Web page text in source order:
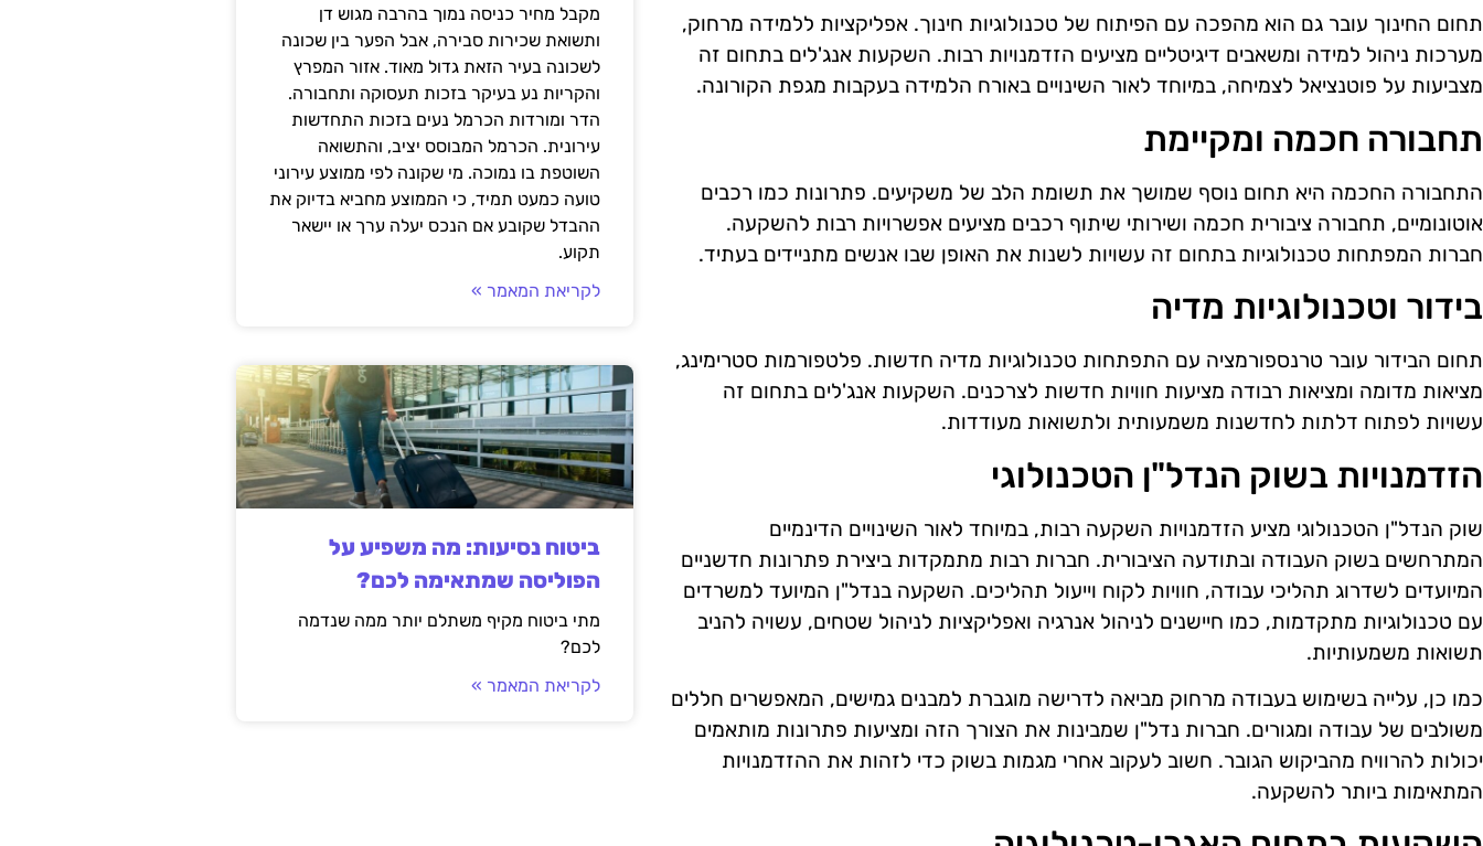
תחום החינוך עובר גם הוא מהפכה עם הפיתוח של טכנולוגיות חינוך. אפליקציות ללמידה מרחוק,
מערכות ניהול למידה ומשאבים דיגיטליים מציעים הזדמנויות רבות. השקעות אנג'לים בתחום זה
מצביעות על פוטנציאל לצמיחה, במיוחד לאור השינויים באורח הלמידה בעקבות מגפת הקורונה.
תחבורה חכמה ומקיימת
התחבורה החכמה היא תחום נוסף שמושך את תשומת הלב של משקיעים. פתרונות כמו רכבים
אוטונומיים, תחבורה ציבורית חכמה ושירותי שיתוף רכבים מציעים אפשרויות רבות להשקעה.
חברות המפתחות טכנולוגיות בתחום זה עשויות לשנות את האופן שבו אנשים מתניידים בעתיד.
בידור וטכנולוגיות מדיה
תחום הבידור עובר טרנספורמציה עם התפתחות טכנולוגיות מדיה חדשות. פלטפורמות סטרימינג,
מציאות מדומה ומציאות רבודה מציעות חוויות חדשות לצרכנים. השקעות אנג'לים בתחום זה
עשויות לפתוח דלתות לחדשנות משמעותית ולתשואות מעודדות.
הזדמנויות בשוק הנדל"ן הטכנולוגי
שוק הנדל"ן הטכנולוגי מציע הזדמנויות השקעה רבות, במיוחד לאור השינויים הדינמיים
המתרחשים בשוק העבודה ובתודעה הציבורית. חברות רבות מתמקדות ביצירת פתרונות חדשניים
המיועדים לשדרוג תהליכי עבודה, חוויות לקוח וייעול תהליכים. השקעה בנדל"ן המיועד למשרדים
עם טכנולוגיות מתקדמות, כמו חיישנים לניהול אנרגיה ואפליקציות לניהול שטחים, עשויה להניב
תשואות משמעותיות.
כמו כן, עלייה בשימוש בעבודה מרחוק מביאה לדרישה מוגברת למבנים גמישים, המאפשרים חללים
משולבים של עבודה ומגורים. חברות נדל"ן שמבינות את הצורך הזה ומציעות פתרונות מותאמים
יכולות להרוויח מהביקוש הגובר. חשוב לעקוב אחרי מגמות בשוק כדי לזהות את ההזדמנויות
המתאימות ביותר להשקעה.
מקבל מחיר כניסה נמוך בהרבה מגוש דן
ותשואת שכירות סבירה, אבל הפער בין שכונה
לשכונה בעיר הזאת גדול מאוד. אזור המפרץ
והקריות נע בעיקר בזכות תעסוקה ותחבורה.
הדר ומורדות הכרמל נעים בזכות התחדשות
עירונית. הכרמל המבוסס יציב, והתשואה
השוטפת בו נמוכה. מי שקונה לפי ממוצע עירוני
טועה כמעט תמיד, כי הממוצע מחביא בדיוק את
ההבדל שקובע אם הנכס יעלה ערך או יישאר
תקוע.
לקריאת המאמר »
ביטוח נסיעות: מה משפיע על
הפוליסה שמתאימה לכם?
מתי ביטוח מקיף משתלם יותר ממה שנדמה
לכם?
לקריאת המאמר »